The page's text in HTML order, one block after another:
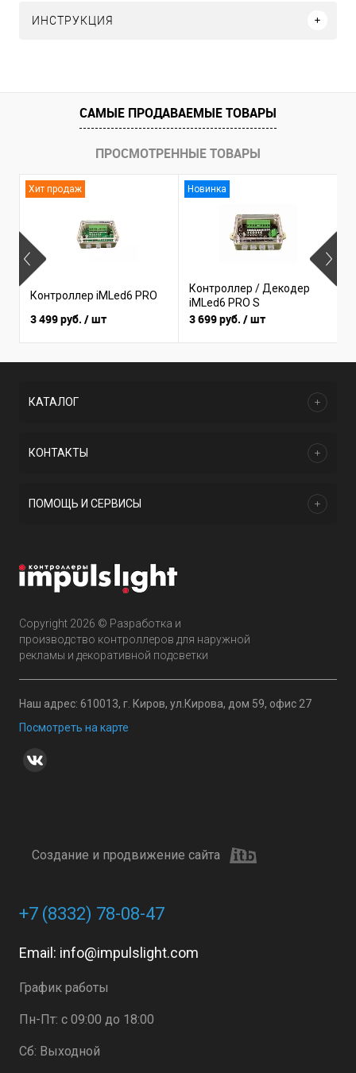
ИНСТРУКЦИЯ
САМЫЕ ПРОДАВАЕМЫЕ ТОВАРЫ
ПРОСМОТРЕННЫЕ ТОВАРЫ
Хит продаж
Контроллер iMLed6 PRO
3 499 руб. / шт
Новинка
Контроллер / Декодер
iMLed6 PRO S
3 699 руб. / шт
Copyright 2026 © Разработка и
производство контроллеров для наружной
рекламы и декоративной подсветки
Наш адрес: 610013, г. Киров, ул.Кирова, дом 59, офис 27
Посмотреть на карте
Создание и продвижение сайта
КАТАЛОГ
КОНТАКТЫ
ПОМОЩЬ И СЕРВИСЫ
+7 (8332) 78-08-47
Email: info@impulslight.com
График работы
Пн-Пт: с 09:00 до 18:00
Сб: Выходной